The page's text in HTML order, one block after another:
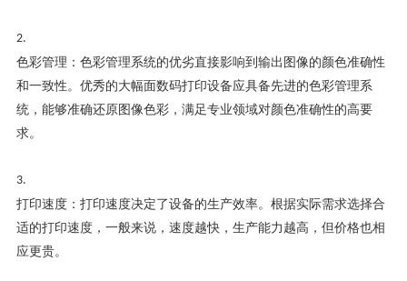
2.
色彩管理：色彩管理系统的优劣直接影响到输出图像的颜色准确性
和一致性。优秀的大幅面数码打印设备应具备先进的色彩管理系
统，能够准确还原图像色彩，满足专业领域对颜色准确性的高要
求。
3.
打印速度：打印速度决定了设备的生产效率。根据实际需求选择合
适的打印速度，一般来说，速度越快，生产能力越高，但价格也相
应更贵。